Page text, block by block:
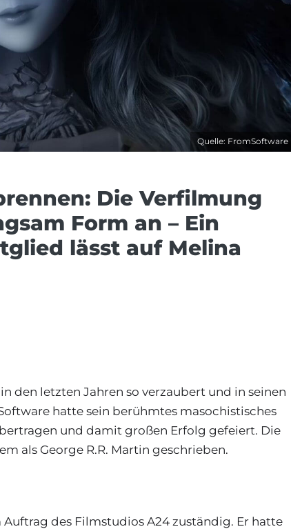
Quelle: FromSoftware
Die Verfilmung
Form an – Ein
lässt auf Melina
den letzten Jahren so verzaubert und in seinen
hatte sein berühmtes masochistisches
und damit großen Erfolg gefeiert. Die
als George R.R. Martin geschrieben.
des Filmstudios A24 zuständig. Er hatte